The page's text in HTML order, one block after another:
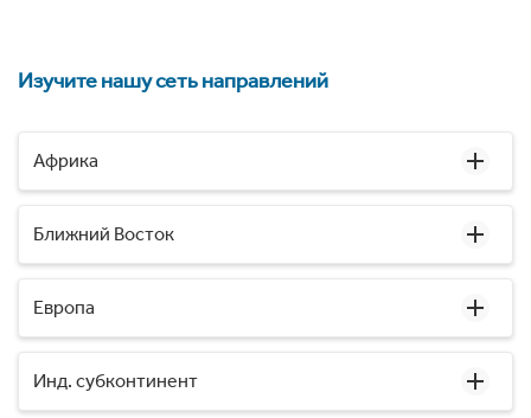
Изучите нашу сеть направлений
Африка
Ближний Восток
Европа
Инд. субконтинент